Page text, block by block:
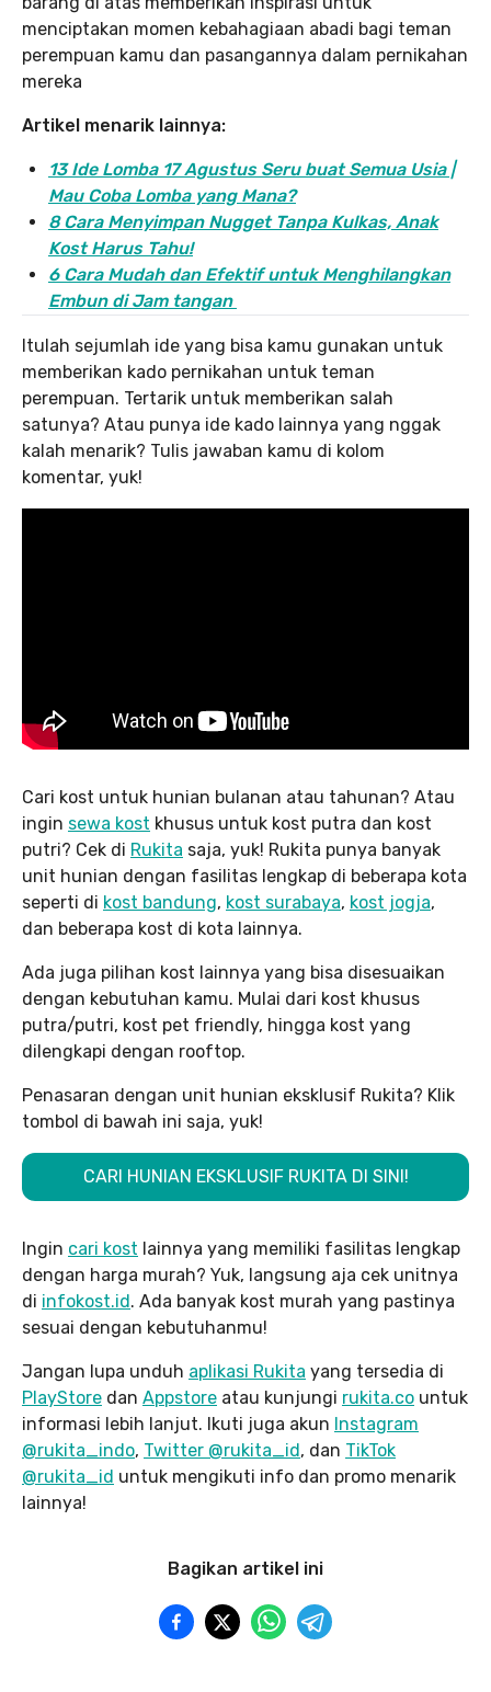
menciptakan momen kebahagiaan abadi bagi teman
perempuan kamu dan pasangannya dalam pernikahan
mereka
Artikel menarik lainnya:
13 Ide Lomba 17 Agustus Seru buat Semua Usia |
Mau Coba Lomba yang Mana?
8 Cara Menyimpan Nugget Tanpa Kulkas, Anak
Kost Harus Tahu!
6 Cara Mudah dan Efektif untuk Menghilangkan
Embun di Jam tangan
Itulah sejumlah ide yang bisa kamu gunakan untuk
memberikan kado pernikahan untuk teman
perempuan. Tertarik untuk memberikan salah
satunya? Atau punya ide kado lainnya yang nggak
kalah menarik? Tulis jawaban kamu di kolom
komentar, yuk!
Cari kost untuk hunian bulanan atau tahunan? Atau
ingin sewa kost khusus untuk kost putra dan kost
putri? Cek di Rukita saja, yuk! Rukita punya banyak
unit hunian dengan fasilitas lengkap di beberapa kota
seperti di kost bandung, kost surabaya, kost jogja,
dan beberapa kost di kota lainnya.
Ada juga pilihan kost lainnya yang bisa disesuaikan
dengan kebutuhan kamu. Mulai dari kost khusus
putra/putri, kost pet friendly, hingga kost yang
dilengkapi dengan rooftop.
Penasaran dengan unit hunian eksklusif Rukita? Klik
tombol di bawah ini saja, yuk!
CARI HUNIAN EKSKLUSIF RUKITA DI SINI!
Ingin cari kost lainnya yang memiliki fasilitas lengkap
dengan harga murah? Yuk, langsung aja cek unitnya
di infokost.id. Ada banyak kost murah yang pastinya
sesuai dengan kebutuhanmu!
Jangan lupa unduh aplikasi Rukita yang tersedia di
PlayStore dan Appstore atau kunjungi rukita.co untuk
informasi lebih lanjut. Ikuti juga akun Instagram
@rukita_indo, Twitter @rukita_id, dan TikTok
@rukita_id untuk mengikuti info dan promo menarik
lainnya!
Bagikan artikel ini